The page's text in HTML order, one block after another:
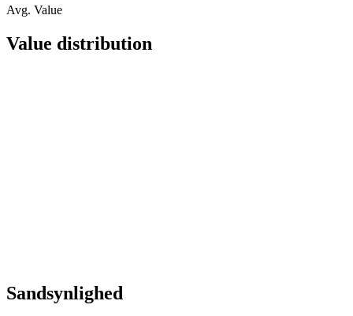
Avg. Value
Value distribution
Sandsynlighed